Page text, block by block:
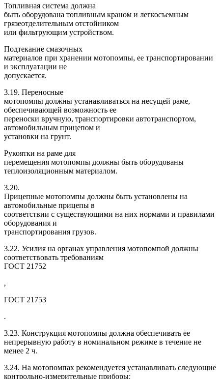
Топливная система должна
быть оборудована топливным краном и легкосъемным
грязеотделительным отстойником
или фильтрующим устройством.
Подтекание смазочных
материалов при хранении мотопомпы, ее транспортировании
и эксплуатации не
допускается.
3.19. Переносные
мотопомпы должны устанавливаться на несущей раме,
обеспечивающей возможность ее
переноски вручную, транспортировки автотранспортом,
автомобильным прицепом и
установки на грунт.
Рукоятки на раме для
перемещения мотопомпы должны быть оборудованы
теплоизоляционным материалом.
3.20.
Прицепные мотопомпы должны быть установлены на
автомобильные прицепы в
соответствии с существующими на них нормами и правилами
оборудования и
транспортирования грузов.
3.22. Усилия на органах управления мотопомпой должны
соответствовать требованиям
ГОСТ 21752
,
ГОСТ 21753
.
3.23. Конструкция мотопомпы должна обеспечивать ее
непрерывную работу в номинальном режиме в течение не
менее 2 ч.
3.24. На мотопомпах рекомендуется устанавливать следующие
контрольно-измерительные приборы: